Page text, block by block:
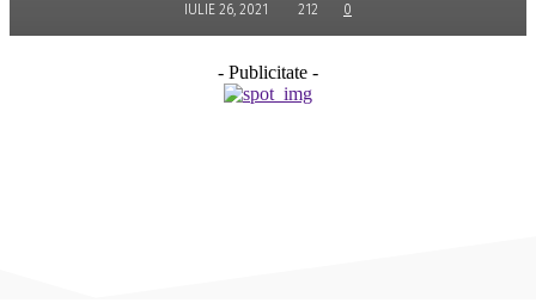
IULIE 26, 2021 212 0
- Publicitate -